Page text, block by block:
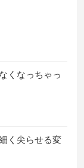
くなっちゃっ
く尖らせる変